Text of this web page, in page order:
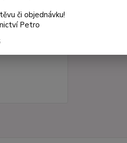
či objednávku!
Petro